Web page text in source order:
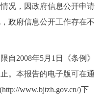
务 投资项目
务
况，因政府信息公开申请
政府信息公开工作存在不
2008年5月1日《条例》
。本报告的电子版可在通
www.bjtzh.gov.cn/)下